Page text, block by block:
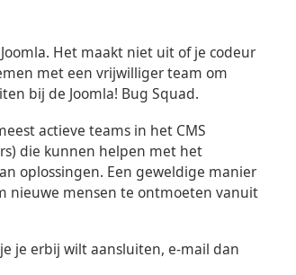
Het maakt niet uit of je codeur
met een vrijwilliger team om
bij de Joomla! Bug Squad.
actieve teams in het CMS
die kunnen helpen met het
oplossingen. Een geweldige manier
nieuwe mensen te ontmoeten vanuit
je erbij wilt aansluiten, e-mail dan